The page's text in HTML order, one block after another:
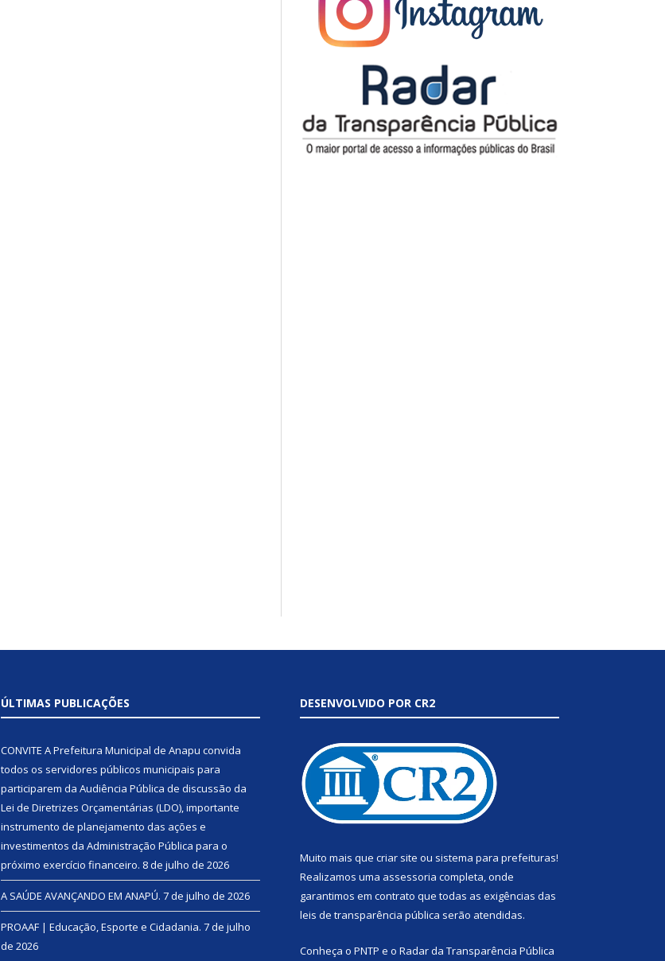
ÚLTIMAS PUBLICAÇÕES
CONVITE A Prefeitura Municipal de Anapu convida
todos os servidores públicos municipais para
participarem da Audiência Pública de discussão da
Lei de Diretrizes Orçamentárias (LDO), importante
instrumento de planejamento das ações e
investimentos da Administração Pública para o
próximo exercício financeiro. 8 de julho de 2026
A SAÚDE AVANÇANDO EM ANAPÚ. 7 de julho de 2026
PROAAF | Educação, Esporte e Cidadania. 7 de julho
de 2026
DESENVOLVIDO POR CR2
Muito mais que criar site ou sistema para prefeituras!
Realizamos uma assessoria completa, onde
garantimos em contrato que todas as exigências das
leis de transparência pública serão atendidas.
Conheça o PNTP e o Radar da Transparência Pública